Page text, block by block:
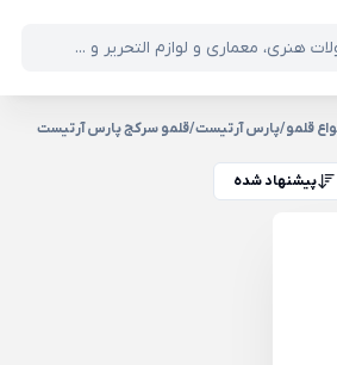
قلمو/پارس آرتیست/قلمو سرکج پارس آرتیست
پیشنهاد شده